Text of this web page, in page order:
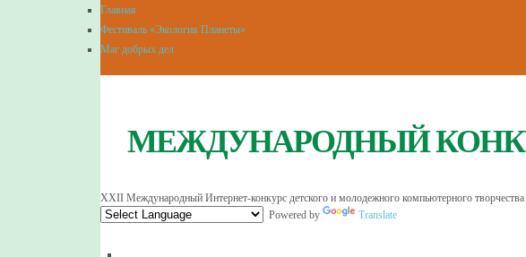
Главная
Фестиваль «Экология Планеты»
Маг добрых дел
МЕЖДУНАРОДНЫЙ
XXII Международный Интернет-конкурс детского и молодежного компьютерного
Powered by
Translate